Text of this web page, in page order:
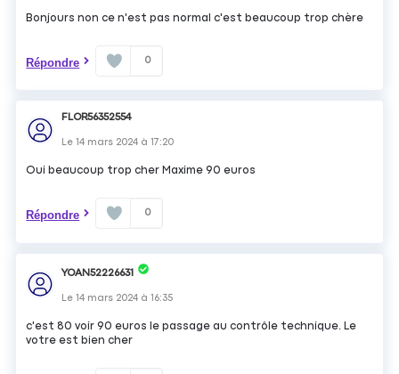
Bonjours non ce n'est pas normal c'est beaucoup trop chère
Répondre 0
FLOR56352554
Le14 mars 2024 à17:20
Oui beaucoup trop cher Maxime 90 euros
Répondre 0
YOAN52226631
Le14 mars 2024 à16:35
c'est 80 voir 90 euros le passage au contrôle technique. Le
votre est bien cher